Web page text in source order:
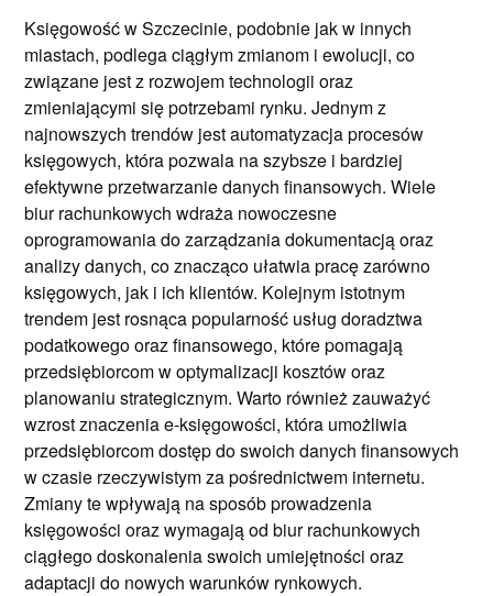
Księgowość w Szczecinie, podobnie jak w innych
miastach, podlega ciągłym zmianom i ewolucji, co
związane jest z rozwojem technologii oraz
zmieniającymi się potrzebami rynku. Jednym z
najnowszych trendów jest automatyzacja procesów
księgowych, która pozwala na szybsze i bardziej
efektywne przetwarzanie danych finansowych. Wiele
biur rachunkowych wdraża nowoczesne
oprogramowania do zarządzania dokumentacją oraz
analizy danych, co znacząco ułatwia pracę zarówno
księgowych, jak i ich klientów. Kolejnym istotnym
trendem jest rosnąca popularność usług doradztwa
podatkowego oraz finansowego, które pomagają
przedsiębiorcom w optymalizacji kosztów oraz
planowaniu strategicznym. Warto również zauważyć
wzrost znaczenia e-księgowości, która umożliwia
przedsiębiorcom dostęp do swoich danych finansowych
w czasie rzeczywistym za pośrednictwem internetu.
Zmiany te wpływają na sposób prowadzenia
księgowości oraz wymagają od biur rachunkowych
ciągłego doskonalenia swoich umiejętności oraz
adaptacji do nowych warunków rynkowych.